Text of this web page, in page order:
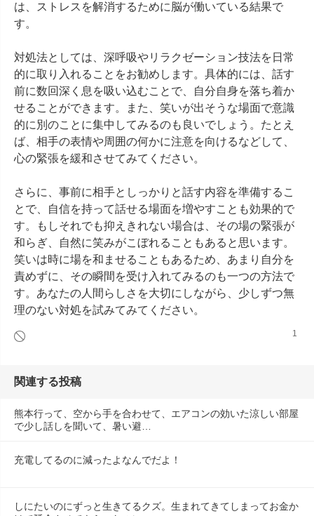
は、ストレスを解消するために脳が働いている結果で
す。
対処法としては、深呼吸やリラクゼーション技法を日常
的に取り入れることをお勧めします。具体的には、話す
前に数回深く息を吸い込むことで、自分自身を落ち着か
せることができます。また、笑いが出そうな場面で意識
的に別のことに集中してみるのも良いでしょう。たとえ
ば、相手の表情や周囲の何かに注意を向けるなどして、
心の緊張を緩和させてみてください。
さらに、事前に相手としっかりと話す内容を準備するこ
とで、自信を持って話せる場面を増やすことも効果的で
す。もしそれでも抑えきれない場合は、その場の緊張が
和らぎ、自然に笑みがこぼれることもあると思います。
笑いは時に場を和ませることもあるため、あまり自分を
責めずに、その瞬間を受け入れてみるのも一つの方法で
す。あなたの人間らしさを大切にしながら、少しずつ無
理のない対処を試みてみてください。
1
関連する投稿
熊本行って、空から手を合わせて、エアコンの効いた涼しい部屋
で少し話しを聞いて、暑い避…
充電してるのに減ったよなんでだよ！
しにたいのにずっと生きてるクズ。生まれてきてしまってお金か